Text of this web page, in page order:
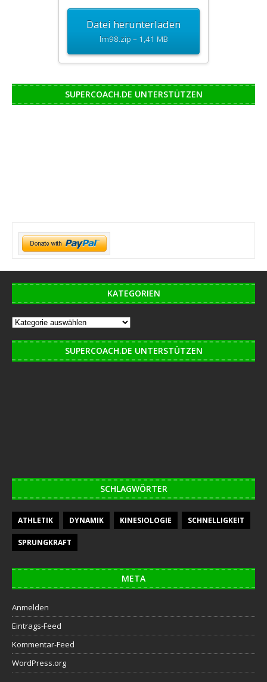
Datei herunterladen
lm98.zip – 1,41 MB
SUPERCOACH.DE UNTERSTÜTZEN
KATEGORIEN
SUPERCOACH.DE UNTERSTÜTZEN
SCHLAGWÖRTER
ATHLETIK DYNAMIK KINESIOLOGIE SCHNELLIGKEIT
SPRUNGKRAFT
META
Anmelden
Eintrags-Feed
Kommentar-Feed
WordPress.org